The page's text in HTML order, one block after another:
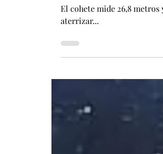
China ensaya el
aterrizar...